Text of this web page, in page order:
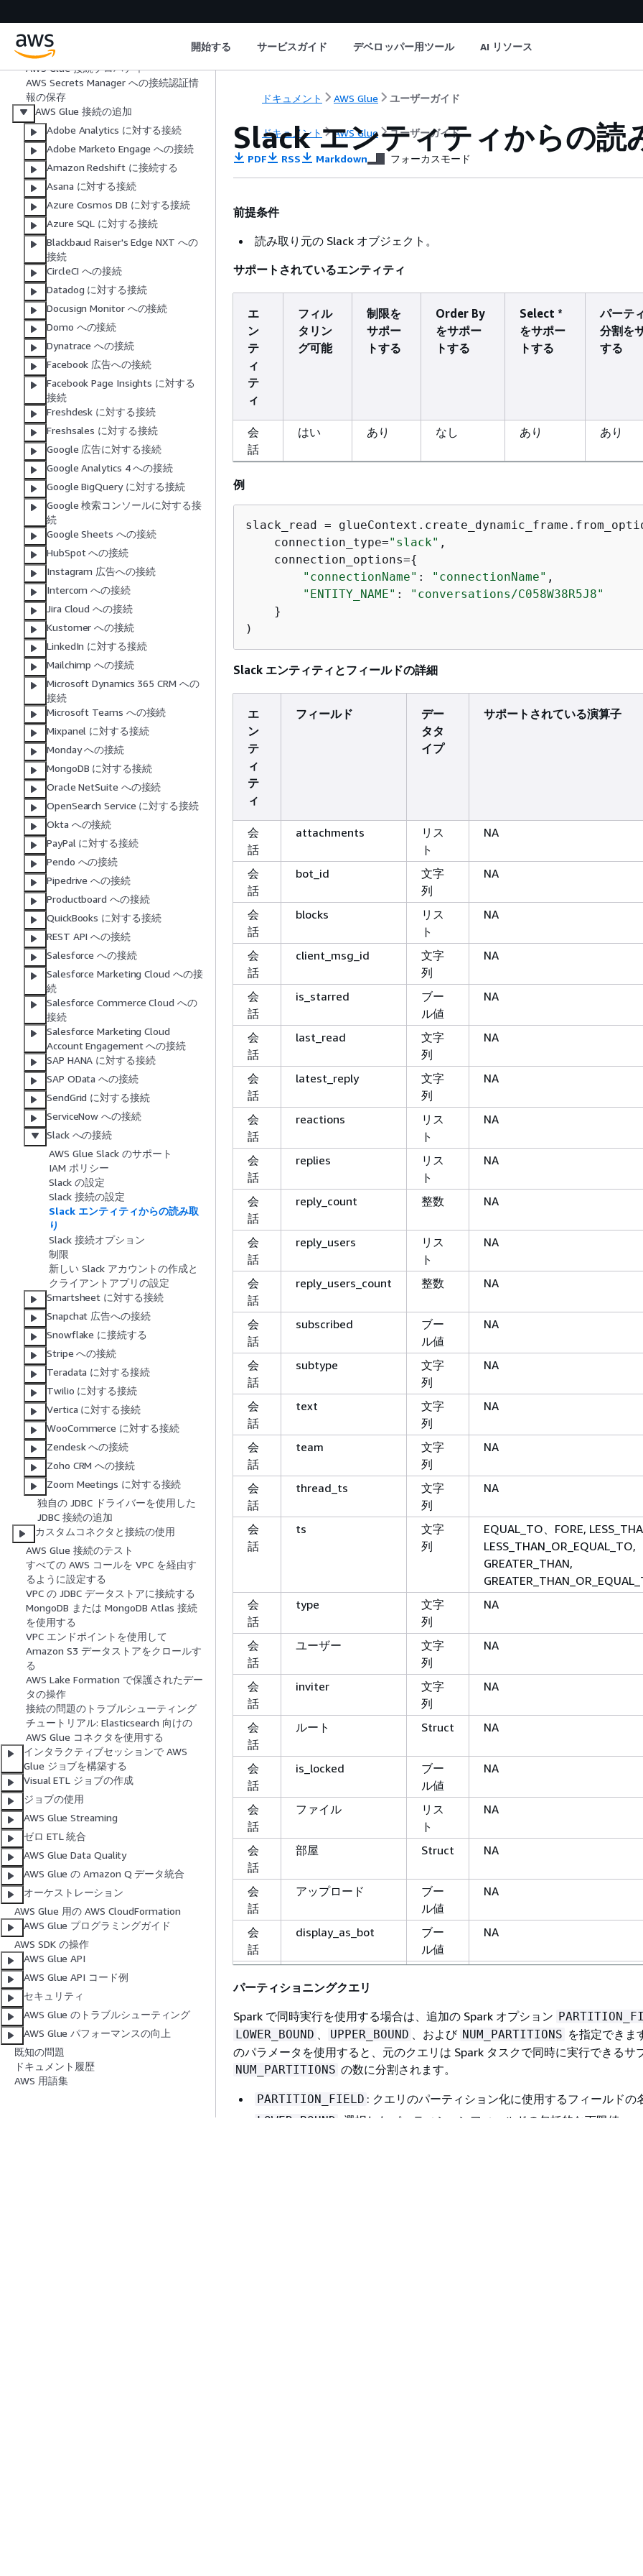
開始する サービスガイド デベロッパー用ツール AI リソース
統合接続
使用可能な接続
REST API 接続
AWS Glue 接続プロパティ
AWS Secrets Manager への接続認証情
報の保存
AWS Glue 接続の追加
Adobe Analytics に対する接続
Adobe Marketo Engage への接続
Amazon Redshift に接続する
Asana に対する接続
Azure Cosmos DB に対する接続
Azure SQL に対する接続
Blackbaud Raiser's Edge NXT への
接続
CircleCI への接続
Datadog に対する接続
Docusign Monitor への接続
Domo への接続
Dynatrace への接続
Facebook 広告への接続
Facebook Page Insights に対する
接続
Freshdesk に対する接続
Freshsales に対する接続
Google 広告に対する接続
Google Analytics 4 への接続
Google BigQuery に対する接続
Google 検索コンソールに対する接
続
Google Sheets への接続
HubSpot への接続
Instagram 広告への接続
Intercom への接続
Jira Cloud への接続
Kustomer への接続
LinkedIn に対する接続
Mailchimp への接続
Microsoft Dynamics 365 CRM への
接続
Microsoft Teams への接続
Mixpanel に対する接続
Monday への接続
MongoDB に対する接続
Oracle NetSuite への接続
OpenSearch Service に対する接続
Okta への接続
PayPal に対する接続
Pendo への接続
Pipedrive への接続
Productboard への接続
QuickBooks に対する接続
REST API への接続
Salesforce への接続
Salesforce Marketing Cloud への接
続
Salesforce Commerce Cloud への
接続
Salesforce Marketing Cloud
Account Engagement への接続
SAP HANA に対する接続
SAP OData への接続
SendGrid に対する接続
ServiceNow への接続
Slack への接続
AWS Glue Slack のサポート
IAM ポリシー
Slack の設定
Slack 接続の設定
Slack エンティティからの読み取
り
Slack 接続オプション
制限
新しい Slack アカウントの作成と
クライアントアプリの設定
Smartsheet に対する接続
Snapchat 広告への接続
Snowflake に接続する
Stripe への接続
Teradata に対する接続
Twilio に対する接続
Vertica に対する接続
WooCommerce に対する接続
Zendesk への接続
Zoho CRM への接続
Zoom Meetings に対する接続
独自の JDBC ドライバーを使用した
JDBC 接続の追加
カスタムコネクタと接続の使用
AWS Glue 接続のテスト
すべての AWS コールを VPC を経由す
るように設定する
VPC の JDBC データストアに接続する
MongoDB または MongoDB Atlas 接続
を使用する
VPC エンドポイントを使用して
Amazon S3 データストアをクロールす
る
AWS Lake Formation で保護されたデー
タの操作
接続の問題のトラブルシューティング
チュートリアル: Elasticsearch 向けの
AWS Glue コネクタを使用する
インタラクティブセッションで AWS
Glue ジョブを構築する
Visual ETL ジョブの作成
ジョブの使用
AWS Glue Streaming
ゼロ ETL 統合
AWS Glue Data Quality
AWS Glue の Amazon Q データ統合
オーケストレーション
AWS Glue 用の AWS CloudFormation
AWS Glue プログラミングガイド
AWS SDK の操作
AWS Glue API
AWS Glue API コード例
セキュリティ
AWS Glue のトラブルシューティング
AWS Glue パフォーマンスの向上
既知の問題
ドキュメント履歴
AWS 用語集
ドキュメント AWS Glue ユーザーガイド
ドキュメント AWS Glue ユーザーガイド
Slack エンティティからの読
PDF RSS Markdown フォーカスモード
前提条件
読み取り元の Slack オブジェクト。
サポートされているエンティティ
エ
ン
テ
ィ
テ
ィ
フィル
タリン
グ可能
制限を
サポー
トする
Order By
をサポー
トする
Select *
をサポー
トする
パーテ
分割を
する
会
話
はい あり なし あり あり
例
slack_read =
    connection_type=
"slack" ,
    connection_options=
{
"connectionName" : "connectionName" ,
"ENTITY_NAME" :
"conversations/C058W38R5J8"
    }
)
Slack エンティティとフィールドの詳細
エ
ン
テ
ィ
テ
ィ
フィールド
デー
タタ
イプ
サポートされている演算子
会
話
attachments
リス
ト
NA
会
話
bot_id
文字
列
NA
会
話
blocks
リス
ト
NA
会
話
client_msg_id
文字
列
NA
会
話
is_starred
ブー
ル値
NA
会
話
last_read
文字
列
NA
会
話
latest_reply
文字
列
NA
会
話
reactions
リス
ト
NA
会
話
replies
リス
ト
NA
会
話
reply_count 整数 NA
会
話
reply_users
リス
ト
NA
会
話
reply_users_count 整数 NA
会
話
subscribed
ブー
ル値
NA
会
話
subtype
文字
列
NA
会
話
text
文字
列
NA
会
話
team
文字
列
NA
会
話
thread_ts
文字
列
NA
会
話
ts
文字
列
EQUAL_TO、FORE,
LESS_THAN_OR_EQUAL_TO,
GREATER_THAN,
会
話
type
文字
列
NA
会
話
ユーザー
文字
列
NA
会
話
inviter
文字
列
NA
会
話
ルート Struct NA
会
話
is_locked
ブー
ル値
NA
会
話
ファイル
リス
ト
NA
会
話
部屋 Struct NA
会
話
アップロード
ブー
ル値
NA
会
話
display_as_bot
ブー
ル値
NA
話
会
話
no_notifications
ブー
ル値
NA
会
話
permalink
文字
列
NA
会
話
pinned_to
リス
ト
NA
パーティショニングクエリ
Spark で同時実行を使用する場合は、追加の Spark オプション
LOWER_BOUND 、 UPPER_BOUND 、および NUM_PARTITIONS を指定できま
のパラメータを使用すると、元のクエリは Spark タスクで同時に実行できるサ
NUM_PARTITIONS の数に分割されます。
PARTITION_FIELD : クエリのパーティション化に使用するフィールドの
LOWER_BOUND
: 選択したパーティションフィールドの包括的な下限値。